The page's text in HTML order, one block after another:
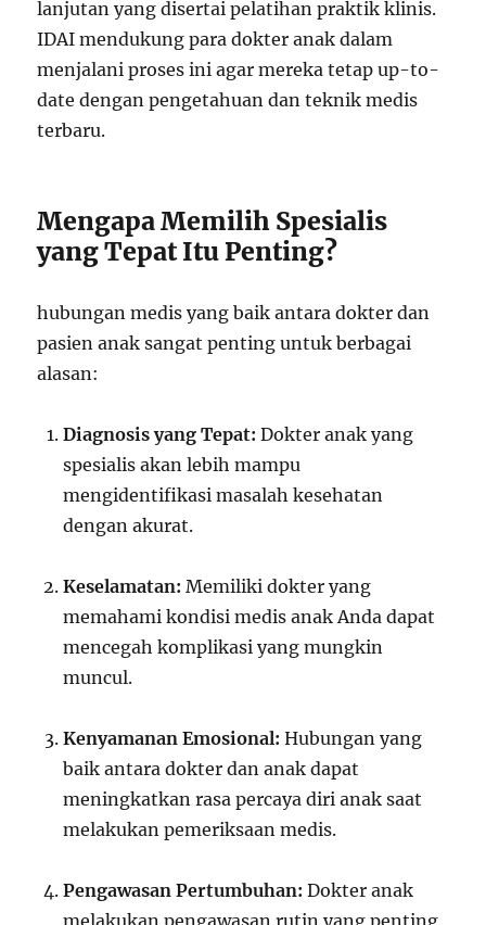
lanjutan yang disertai pelatihan praktik klinis.
IDAI mendukung para dokter anak dalam
menjalani proses ini agar mereka tetap up-to-
date dengan pengetahuan dan teknik medis
terbaru.
Mengapa Memilih Spesialis
yang Tepat Itu Penting?
hubungan medis yang baik antara dokter dan
pasien anak sangat penting untuk berbagai
alasan:
Diagnosis yang Tepat: Dokter anak yang
spesialis akan lebih mampu
mengidentifikasi masalah kesehatan
dengan akurat.
Keselamatan: Memiliki dokter yang
memahami kondisi medis anak Anda dapat
mencegah komplikasi yang mungkin
muncul.
Kenyamanan Emosional: Hubungan yang
baik antara dokter dan anak dapat
meningkatkan rasa percaya diri anak saat
melakukan pemeriksaan medis.
Pengawasan Pertumbuhan: Dokter anak
melakukan pengawasan rutin yang penting